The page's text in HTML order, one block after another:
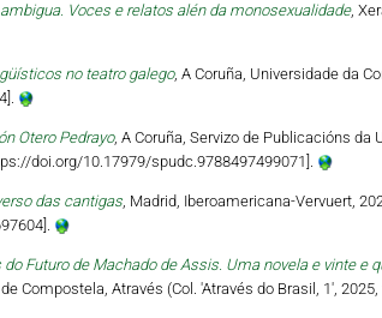
Voces e relatos alén da monosexualidade,
no teatro galego, A Coruña, Universidade da
Otero Pedrayo, A Coruña, Servizo de Publicacións da
doi.org/10.17979/spudc.9788497499071].
das cantigas, Madrid, Iberoamericana-Vervuert,
Futuro de Machado de Assis. Uma novela e vinte e
Compostela, Através (Col. 'Através do Brasil, 1',